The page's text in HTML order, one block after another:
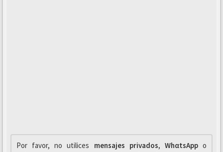
Por favor, no utilices mensajes privados, WhαtsAppo